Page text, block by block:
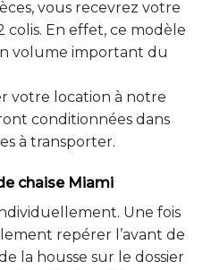
vous recevrez votre
En effet, ce modèle
volume important du
votre location à notre
conditionnées dans
à transporter.
chaise Miami
Une fois
repérer l’avant de
la housse sur le dossier